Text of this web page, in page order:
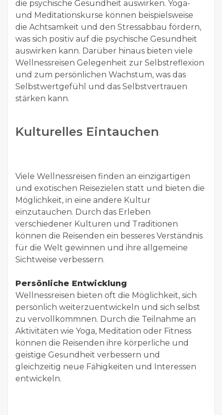
die psychische Gesundheit auswirken. Yoga-
und Meditationskurse können beispielsweise
die Achtsamkeit und den Stressabbau fördern,
was sich positiv auf die psychische Gesundheit
auswirken kann. Darüber hinaus bieten viele
Wellnessreisen Gelegenheit zur Selbstreflexion
und zum persönlichen Wachstum, was das
Selbstwertgefühl und das Selbstvertrauen
stärken kann.
Kulturelles Eintauchen
Viele Wellnessreisen finden an einzigartigen
und exotischen Reisezielen statt und bieten die
Möglichkeit, in eine andere Kultur
einzutauchen. Durch das Erleben
verschiedener Kulturen und Traditionen
können die Reisenden ein besseres Verständnis
für die Welt gewinnen und ihre allgemeine
Sichtweise verbessern.
Persönliche Entwicklung
Wellnessreisen bieten oft die Möglichkeit, sich
persönlich weiterzuentwickeln und sich selbst
zu vervollkommnen. Durch die Teilnahme an
Aktivitäten wie Yoga, Meditation oder Fitness
können die Reisenden ihre körperliche und
geistige Gesundheit verbessern und
gleichzeitig neue Fähigkeiten und Interessen
entwickeln.